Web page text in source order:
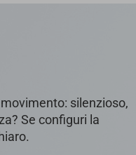
silenzioso,
Se configuri la